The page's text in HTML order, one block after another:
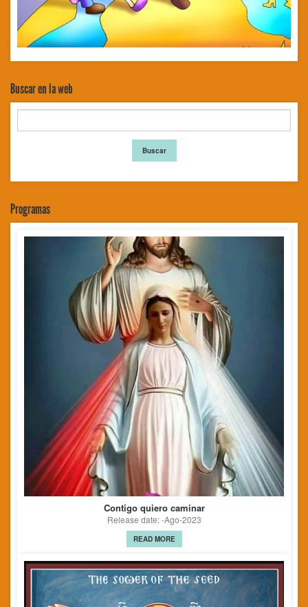
Buscar en la web
Programas
Contigo quiero caminar
Release date: -Ago-2023
READ MORE